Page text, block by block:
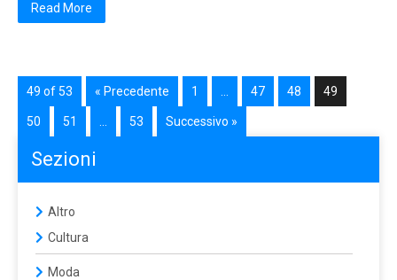
Read More
49 of 53 « Precedente 1 47 48 49
50 51 53 Successivo »
Sezioni
Altro
Cultura
Moda